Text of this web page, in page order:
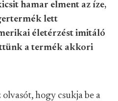
hamar elment az íze,
lett
életérzést imitáló
a termék akkori
hogy csukja be a